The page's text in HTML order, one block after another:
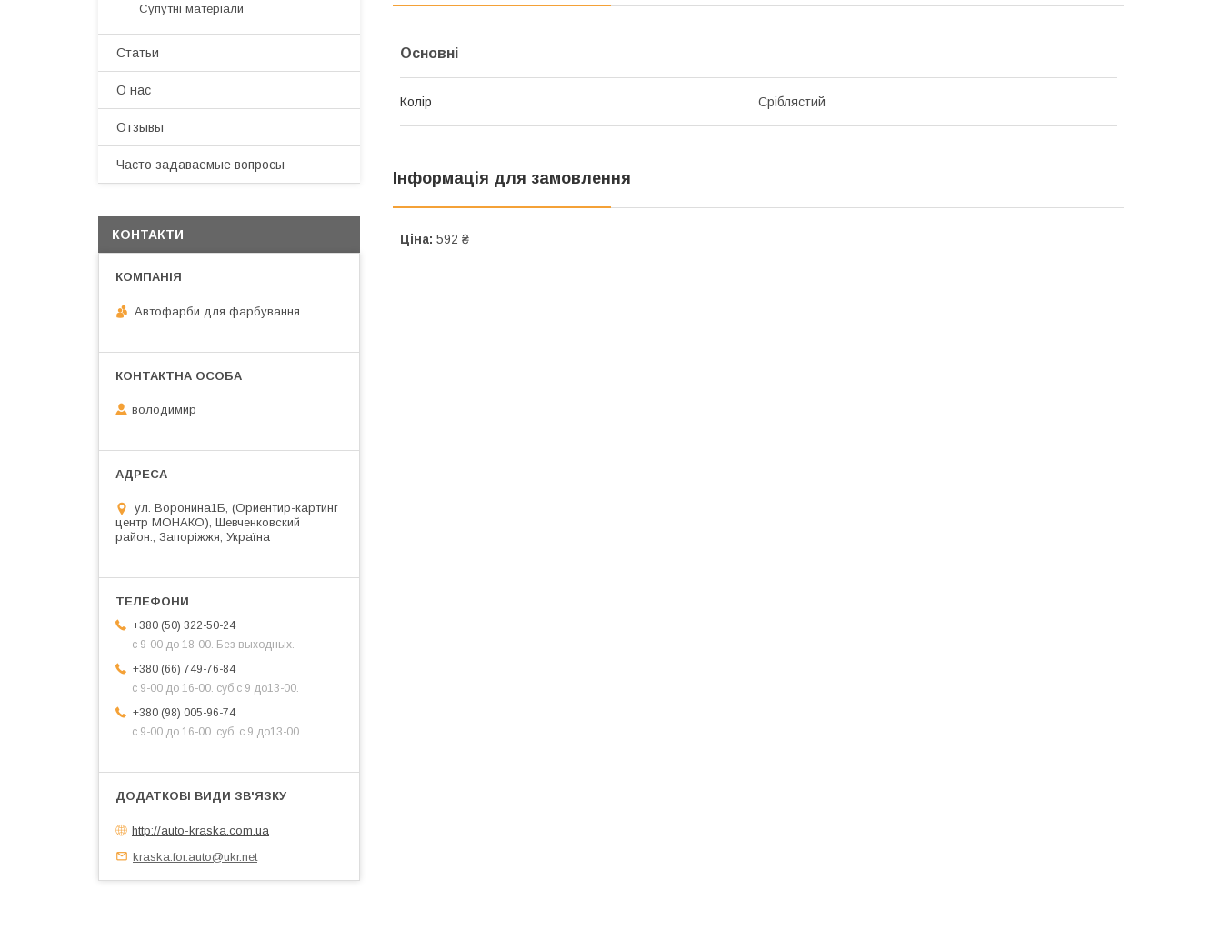
Основні
Колір Сріблястий
Інформація для замовлення
Ціна: 592 ₴
Супутні матеріали
Статьи
О нас
Отзывы
Часто задаваемые вопросы
КОНТАКТИ
Автофарби для фарбування
володимир
ул. Воронина1Б, (Ориентир-картинг
центр МОНАКО), Шевченковский
район., Запоріжжя, Україна
+380 (50) 322-50-24
с 9-00 до 18-00. Без выходных.
+380 (66) 749-76-84
с 9-00 до 16-00. суб.с 9 до13-00.
+380 (98) 005-96-74
с 9-00 до 16-00. суб. с 9 до13-00.
http://auto-kraska.com.ua
kraska.for.auto@ukr.net